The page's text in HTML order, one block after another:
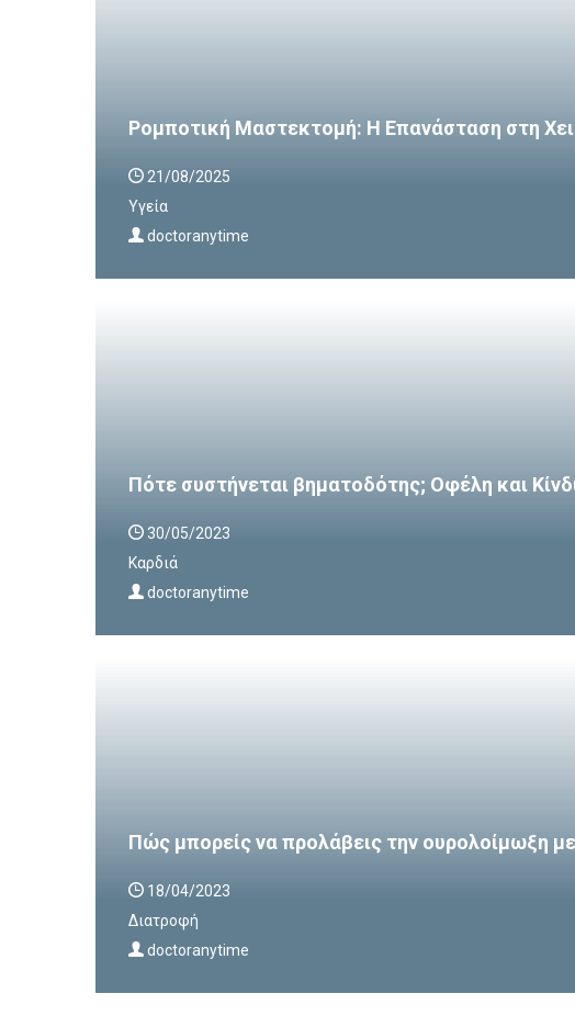
Ρομποτική Μαστεκτομή: Η Επανάσταση στη
21/08/2025
Υγεία
doctoranytime
Πότε συστήνεται βηματοδότης; Οφέλη και
30/05/2023
Καρδιά
doctoranytime
Πώς μπορείς να προλάβεις την ουρολοίμωξη
18/04/2023
Διατροφή
doctoranytime